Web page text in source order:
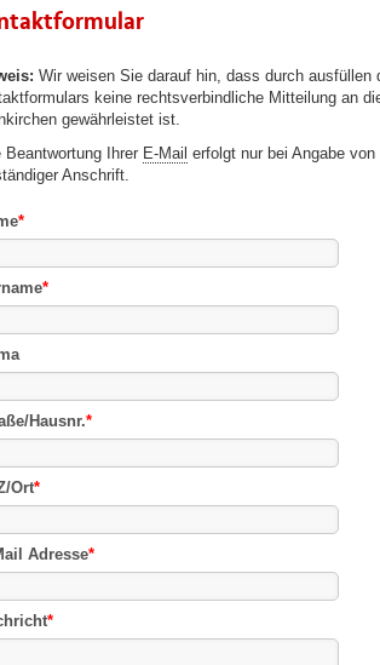
Wir weisen Sie darauf hin, dass durch ausfüllen
keine rechtsverbindliche Mitteilung an
gewährleistet ist.
Beantwortung Ihrer E-Mail erfolgt nur bei Angabe von
Anschrift.
*
*
Hausnr.*
Ort*
Adresse*
*